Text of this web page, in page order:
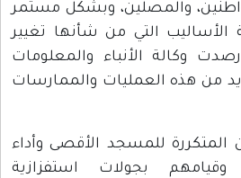
والمصلين، وبشكل مستمر
التي من شأنها تغيير
وكالة الأنباء والمعلومات
من هذه العمليات والممارسات
المتكررة للمسجد الأقصى وأداء
وقيامهم بجولات استفزازية